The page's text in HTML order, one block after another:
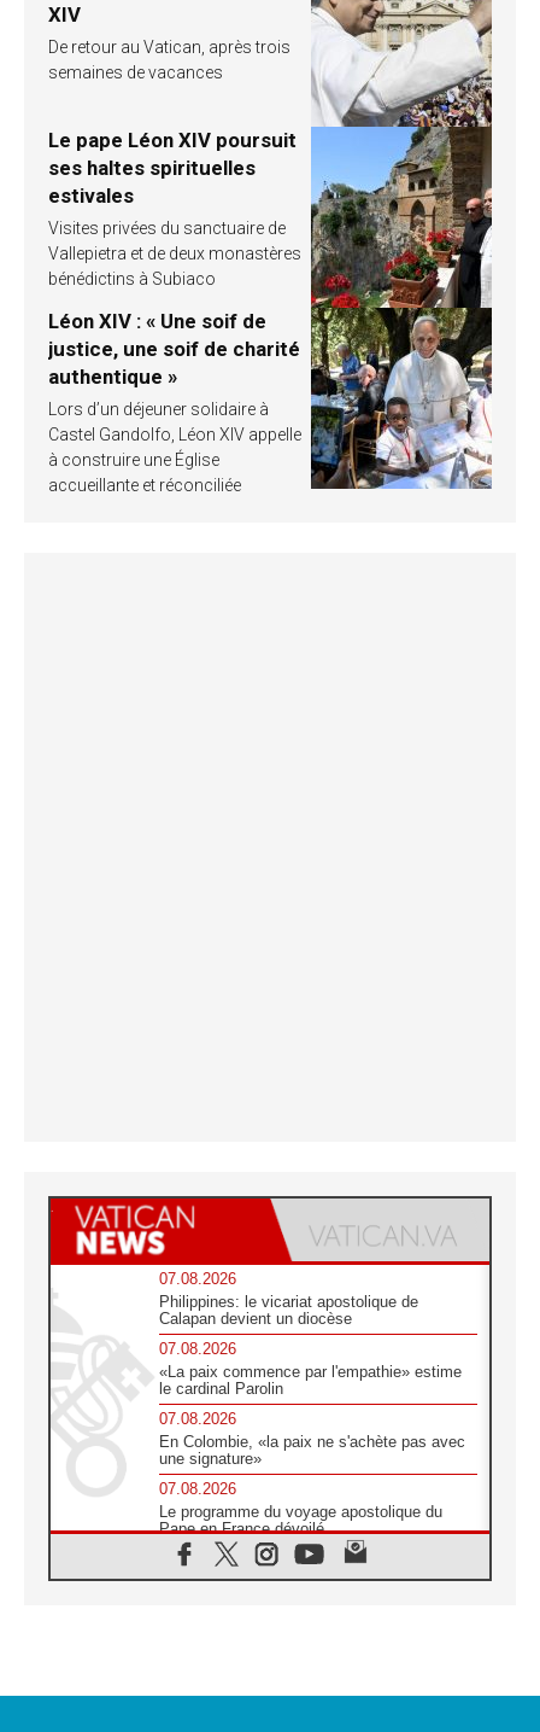
XIV
De retour au Vatican, après trois
semaines de vacances
Le pape Léon XIV poursuit
ses haltes spirituelles
estivales
Visites privées du sanctuaire de
Vallepietra et de deux monastères
bénédictins à Subiaco
Léon XIV : « Une soif de
justice, une soif de charité
authentique »
Lors d’un déjeuner solidaire à
Castel Gandolfo, Léon XIV appelle
à construire une Église
accueillante et réconciliée
07.08.2026
Philippines: le vicariat apostolique de
Calapan devient un diocèse
07.08.2026
«La paix commence par l'empathie» estime
le cardinal Parolin
07.08.2026
En Colombie, «la paix ne s'achète pas avec
une signature»
07.08.2026
Le programme du voyage apostolique du
Pape en France dévoilé
07.08.2026
1ère Conférence continentale sur l'éducation
07.08.2026